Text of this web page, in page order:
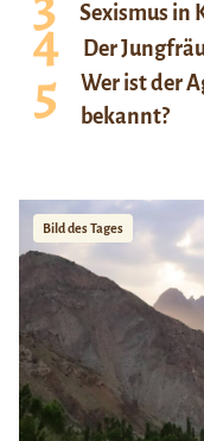
Sexismus in
Der
Wer ist der
bekannt?
Bild des Tages